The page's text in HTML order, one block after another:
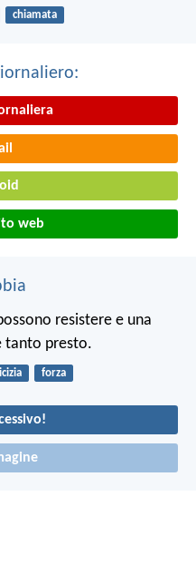
chiamata
web
resistere e una
tanto presto.
forza